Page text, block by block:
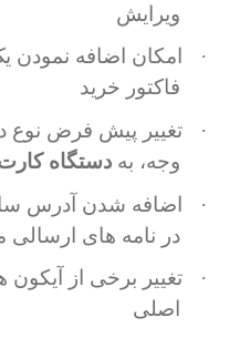
ویرایش
·
امکان اضافه نمودن
فاکتور خرید
·
تغییر پیش فرض نوع
وجه، به دستگاه
·
اضافه شدن آدرس
در نامه های ارسالی
·
تغییر برخی از آیکون
اصلی